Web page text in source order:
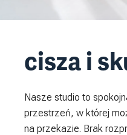
cisza i
Nasze studio to
przestrzeń, w której
na przekazie. Brak